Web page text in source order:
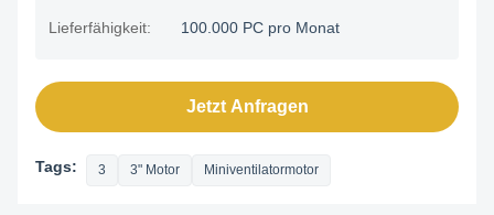
Lieferfähigkeit: 100.000 PC pro Monat
Jetzt Anfragen
Tags: 3 3" Motor Miniventilatormotor